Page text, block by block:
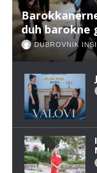
duh barokne
DUBROVNIK